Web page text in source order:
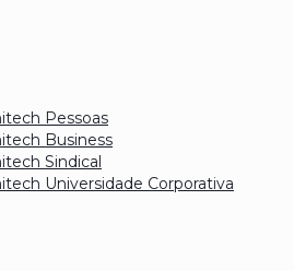
Pessoas
Business
Sindical
Universidade Corporativa